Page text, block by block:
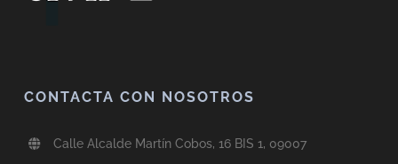
CONTACTA CON NOSOTROS
Calle Alcalde Martín Cobos, 16 BIS 1, 09007